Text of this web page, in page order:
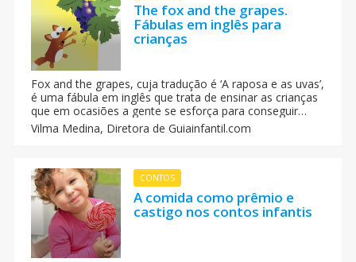
The fox and the grapes.
Fábulas em inglês para
crianças
Fox and the grapes, cuja tradução é ‘A raposa e as uvas’,
é uma fábula em inglês que trata de ensinar as crianças
que em ocasiões a gente se esforça para conseguir
algo, e mesmo não conseguindo temos sempre que
tentar.
Vilma Medina, Diretora de Guiainfantil.com
CONTOS
A comida como prêmio e
castigo nos contos infantis